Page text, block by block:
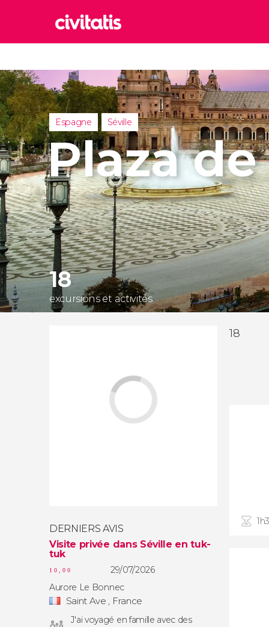
Italie
Maroc
Turquie
Espagne Séville
Plaza
18
excursions et activités
DERNIERS AVIS
Visite privée dans Séville en tuk-
tuk
10,00
29/07/2026
Aurore Le Bonnec
Saint Ave , France
J'ai voyagé en famille avec des
18